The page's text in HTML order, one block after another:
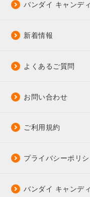
バンダイ キャンデ
新着情報
よくあるご質問
お問い合わせ
ご利用規約
プライバシーポリ
バンダイ キャンデ